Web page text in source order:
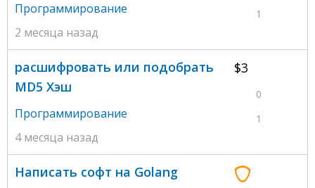
1
Программирование
2 месяца назад
$3
0
1
расшифровать или подобрать
MD5 Хэш
Программирование
4 месяца назад
Написать софт на Golang